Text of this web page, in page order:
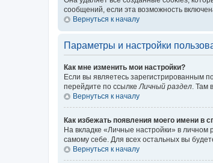
сообщений, если эта возможность
Вернуться к началу
Параметры и настройки
Как мне изменить мои настройки?
Если вы являетесь зарегистрированным
перейдите по ссылкеЛичный раздел. Там
Вернуться к началу
Как избежать появления моего имени в
На вкладке «Личные настройки» в
самому себе. Для всех остальных вы
Вернуться к началу